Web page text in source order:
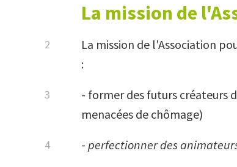
La mission de
La mission de l'Association
:
- former des futurs créateurs
menacées de chômage)
- perfectionner des